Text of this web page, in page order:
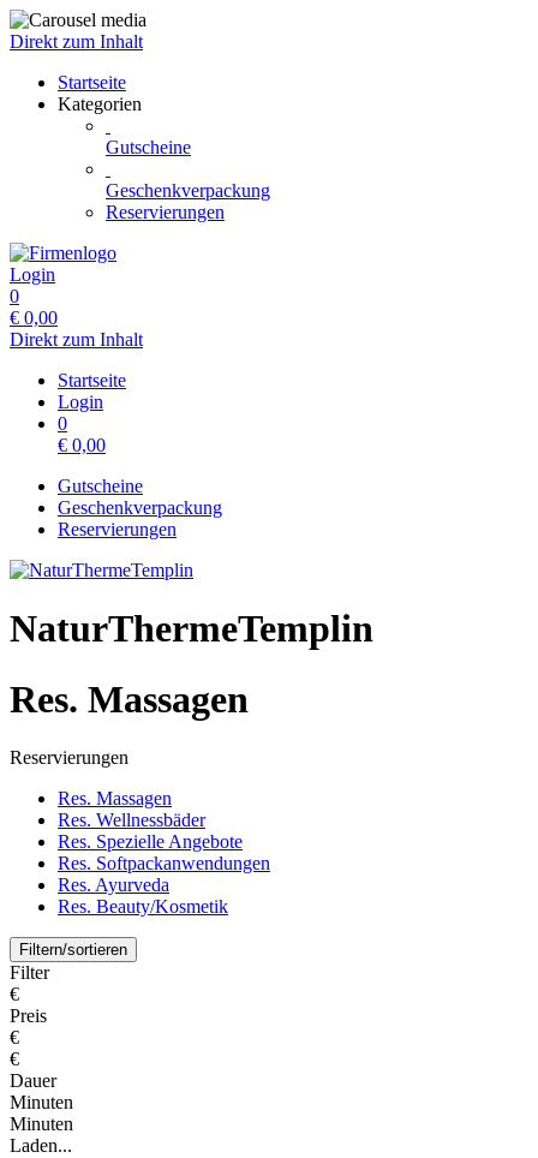
Direkt zum Inhalt
Startseite
Kategorien
Gutscheine
Geschenkverpackung
Reservierungen
Login
0
€ 0,00
Direkt zum Inhalt
Startseite
Login
0
€ 0,00
Gutscheine
Geschenkverpackung
Reservierungen
NaturThermeTemplin
Res. Massagen
Reservierungen
Res. Massagen
Res. Wellnessbäder
Res. Spezielle Angebote
Res. Softpackanwendungen
Res. Ayurveda
Res. Beauty/Kosmetik
Filtern/sortieren
Filter
€
Preis
€
€
Dauer
Minuten
Minuten
Laden...